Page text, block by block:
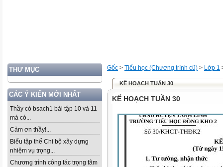
THƯ MỤC
CÁC Ý KIẾN MỚI NHẤT
Thầy có bsach1 bài tập 10 và 11
mà có...
Cảm ơn thầy!...
Biểu tập thể Chi bộ xây dựng
nhiệm vụ trọng...
Chương trình công tác trọng tâm
Gốc > Tiểu học (Chương trình cũ) > Lớp 1
KẾ HOẠCH TUẦN 30
KẾ HOẠCH TUẦN 30